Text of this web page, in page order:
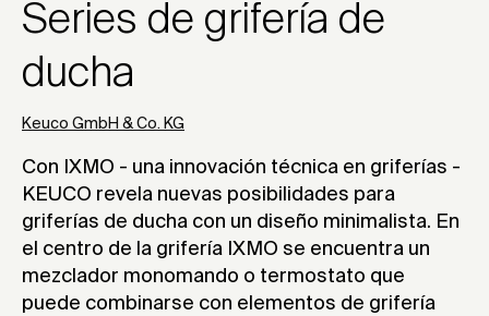
Series de grifería de
ducha
Keuco GmbH & Co. KG
Con IXMO - una innovación técnica en griferías -
KEUCO revela nuevas posibilidades para
griferías de ducha con un diseño minimalista. En
el centro de la grifería IXMO se encuentra un
mezclador monomando o termostato que
puede combinarse con elementos de grifería